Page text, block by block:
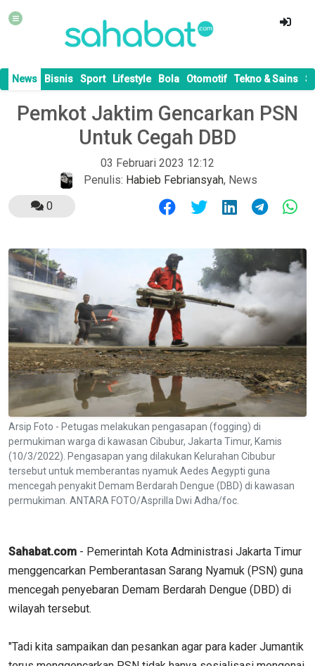
News Bisnis Sport Lifestyle Bola Otomotif Tekno & Sains
Pemkot Jaktim Gencarkan PSN
Untuk Cegah DBD
03 Februari 2023 12:12
Penulis: Habieb Febriansyah, News
0
Arsip Foto - Petugas melakukan pengasapan (fogging) di
permukiman warga di kawasan Cibubur, Jakarta Timur, Kamis
(10/3/2022). Pengasapan yang dilakukan Kelurahan Cibubur
tersebut untuk memberantas nyamuk Aedes Aegypti guna
mencegah penyakit Demam Berdarah Dengue (DBD) di kawasan
permukiman. ANTARA FOTO/Asprilla Dwi Adha/foc.
Sahabat.com - Pemerintah Kota Administrasi Jakarta Timur
menggencarkan Pemberantasan Sarang Nyamuk (PSN) guna
mencegah penyebaran Demam Berdarah Dengue (DBD) di
wilayah tersebut.
"Tadi kita sampaikan dan pesankan agar para kader Jumantik